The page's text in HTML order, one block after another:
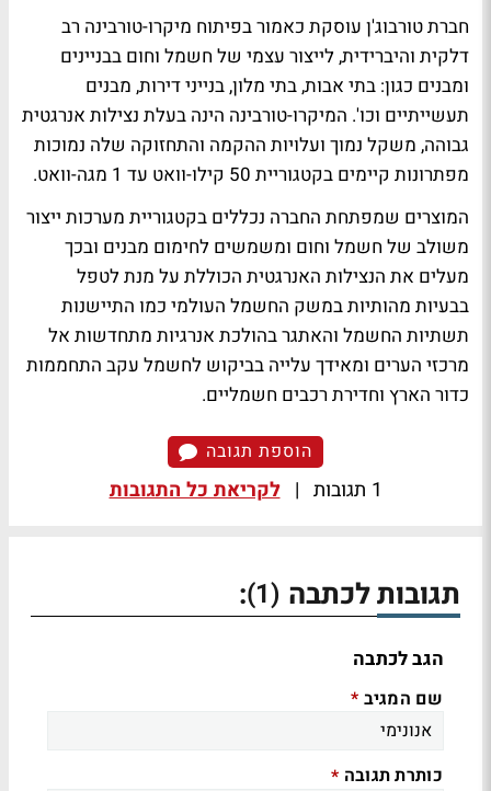
חברת טורבוג'ן עוסקת כאמור בפיתוח מיקרו-טורבינה רב
דלקית והיברידית, לייצור עצמי של חשמל וחום בבניינים
ומבנים כגון: בתי אבות, בתי מלון, בנייני דירות, מבנים
תעשייתיים וכו'. המיקרו-טורבינה הינה בעלת נצילות אנרגטית
גבוהה, משקל נמוך ועלויות ההקמה והתחזוקה שלה נמוכות
מפתרונות קיימים בקטגוריית 50 קילו-וואט עד 1 מגה-וואט.
המוצרים שמפתחת החברה נכללים בקטגוריית מערכות ייצור
משולב של חשמל וחום ומשמשים לחימום מבנים ובכך
מעלים את הנצילות האנרגטית הכוללת על מנת לטפל
בבעיות מהותיות במשק החשמל העולמי כמו התיישנות
תשתיות החשמל והאתגר בהולכת אנרגיות מתחדשות אל
מרכזי הערים ומאידך עלייה בביקוש לחשמל עקב התחממות
כדור הארץ וחדירת רכבים חשמליים.
הוספת תגובה
1 תגובות | לקריאת כל התגובות
תגובות לכתבה (1)
:
הגב לכתבה
שם המגיב *
כותרת תגובה *